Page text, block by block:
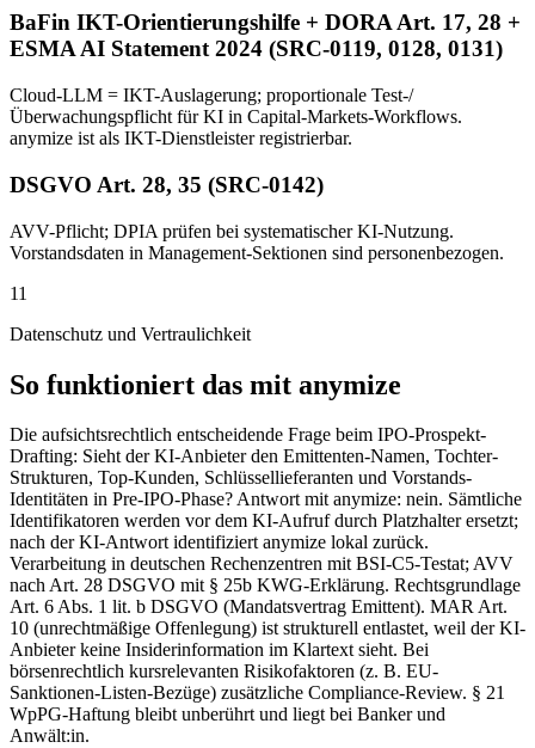
BaFin IKT-Orientierungshilfe + DORA Art. 17, 28 +
ESMA AI Statement 2024 (SRC-0119, 0128, 0131)
Cloud-LLM = IKT-Auslagerung; proportionale Test-/
Überwachungspflicht für KI in Capital-Markets-Workflows.
anymize ist als IKT-Dienstleister registrierbar.
DSGVO Art. 28, 35 (SRC-0142)
AVV-Pflicht; DPIA prüfen bei systematischer KI-Nutzung.
Vorstandsdaten in Management-Sektionen sind personenbezogen.
11
Datenschutz und Vertraulichkeit
So funktioniert das mit anymize
Die aufsichtsrechtlich entscheidende Frage beim IPO-Prospekt-
Drafting: Sieht der KI-Anbieter den Emittenten-Namen, Tochter-
Strukturen, Top-Kunden, Schlüssellieferanten und Vorstands-
Identitäten in Pre-IPO-Phase? Antwort mit anymize: nein. Sämtliche
Identifikatoren werden vor dem KI-Aufruf durch Platzhalter ersetzt;
nach der KI-Antwort identifiziert anymize lokal zurück.
Verarbeitung in deutschen Rechenzentren mit BSI-C5-Testat; AVV
nach Art. 28 DSGVO mit § 25b KWG-Erklärung. Rechtsgrundlage
Art. 6 Abs. 1 lit. b DSGVO (Mandatsvertrag Emittent). MAR Art.
10 (unrechtmäßige Offenlegung) ist strukturell entlastet, weil der KI-
Anbieter keine Insiderinformation im Klartext sieht. Bei
börsenrechtlich kursrelevanten Risikofaktoren (z. B. EU-
Sanktionen-Listen-Bezüge) zusätzliche Compliance-Review. § 21
WpPG-Haftung bleibt unberührt und liegt bei Banker und
Anwält:in.